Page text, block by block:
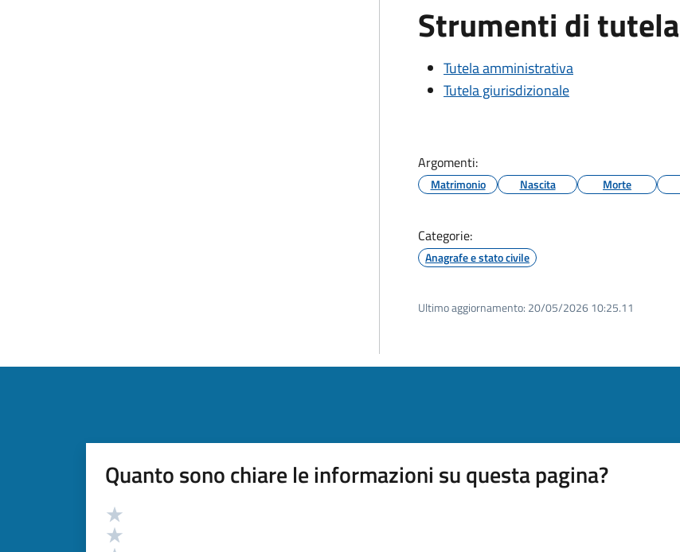
Strumenti di tutela
Tutela amministrativa
Tutela giurisdizionale
Argomenti:
Matrimonio Nascita Morte
Categorie:
Anagrafe e stato civile
Ultimo aggiornamento: 20/05/2026 10:25.11
Quanto sono chiare le informazioni su questa pagina?
Valutazione